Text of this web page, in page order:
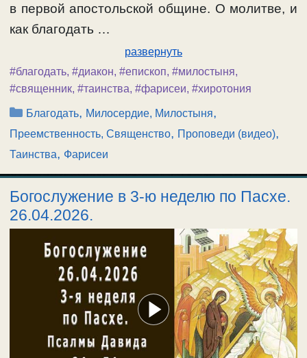
в первой апостольской общине. О молитве, и
как благодать …
развернуть
#благодать, #диакон, #епископ, #милостыня,
#священник, #таинства, #фарисеи, #хиротония
Рубрики
Благодать, Милосердие, Милостыня,
Преемственность, Священство, Проповеди (видео),
Таинства, Фарисеи
Богослужение в 3-ю неделю по Пасхе.
26.04.2026.